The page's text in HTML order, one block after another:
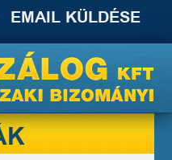
EMAIL KÜLDÉSE